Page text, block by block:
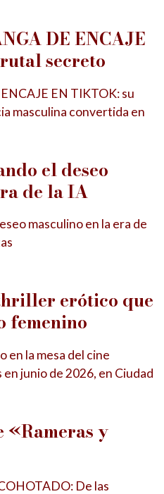
DE ENCAJE
secreto
EN TIKTOK: su
masculina convertida en
el deseo
de la IA
masculino en la era de
erótico que
femenino
en la mesa del cine
junio de 2026, en Ciudad
«Rameras y
De las